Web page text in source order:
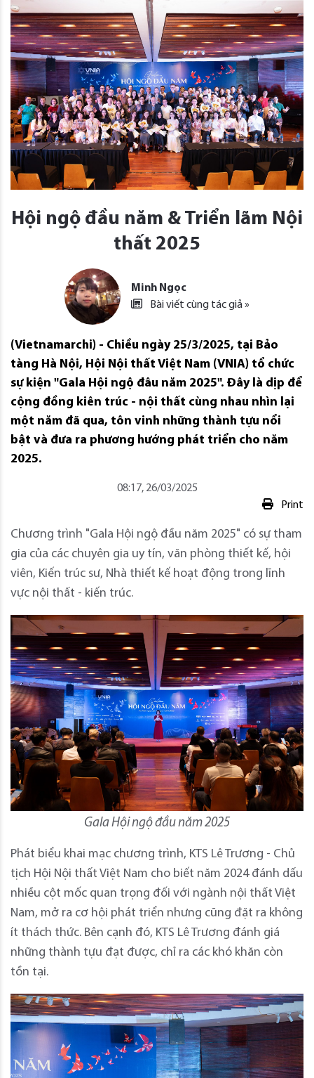
Hội ngộ đầu năm & Triển lãm Nội
thất 2025
Minh Ngọc
Bài viết cùng tác giả »
(Vietnamarchi) - Chiều ngày 25/3/2025, tại Bảo
tàng Hà Nội, Hội Nội thất Việt Nam (VNIA) tổ chức
sự kiện "Gala Hội ngộ đâu năm 2025". Đây là dịp để
cộng đồng kiên trúc - nội thất cùng nhau nhìn lại
một năm đã qua, tôn vinh những thành tựu nổi
bật và đưa ra phương hướng phát triển cho năm
2025.
08:17, 26/03/2025
Print
Chương trình "Gala Hội ngộ đầu năm 2025" có sự tham
gia của các chuyên gia uy tín, văn phòng thiết kế, hội
viên, Kiến trúc sư, Nhà thiết kế hoạt động trong lĩnh
vực nội thất - kiến trúc.
Gala Hội ngộ đầu năm 2025
Phát biểu khai mạc chương trình, KTS Lê Trương - Chủ
tịch Hội Nội thất Việt Nam cho biết năm 2024 đánh dấu
nhiều cột mốc quan trọng đối với ngành nội thất Việt
Nam, mở ra cơ hội phát triển nhưng cũng đặt ra không
ít thách thức. Bên cạnh đó, KTS Lê Trương đánh giá
những thành tựu đạt được, chỉ ra các khó khăn còn
tồn tại.